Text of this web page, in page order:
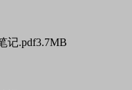
记.pdf3.7MB